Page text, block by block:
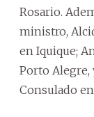
Rosario.
ministro,
en Iquique;
Porto Alegre,
Consulado